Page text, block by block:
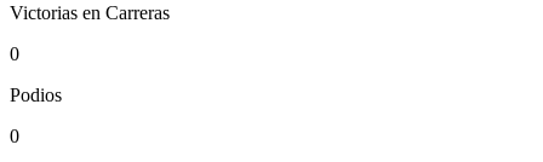
Victorias en Carreras
0
Podios
0